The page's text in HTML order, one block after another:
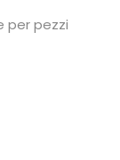
per pezzi